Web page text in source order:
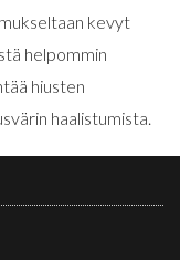
kevyt
helpommin
hiusten
haalistumista.